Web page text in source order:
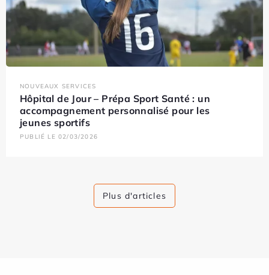
NOUVEAUX SERVICES
Hôpital de Jour – Prépa Sport Santé : un
accompagnement personnalisé pour les
jeunes sportifs
PUBLIÉ LE 02/03/2026
Plus d'articles